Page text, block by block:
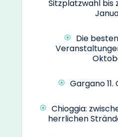
Sitzplatzwahl bis
Die
Gargano
Chioggia:
herrlichen